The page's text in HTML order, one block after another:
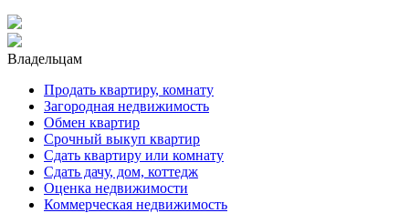
Владельцам
Продать квартиру, комнату
Загородная недвижимость
Обмен квартир
Срочный выкуп квартир
Сдать квартиру или комнату
Сдать дачу, дом, коттедж
Оценка недвижимости
Коммерческая недвижимость